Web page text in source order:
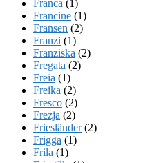
Franca (1)
Francine (1)
Fransen (2)
Franzi (1)
Franziska (2)
Fregata (2)
Freia (1)
Freika (2)
Fresco (2)
Frezja (2)
Friesländer(2)
Frigga (1)
Frila (1)